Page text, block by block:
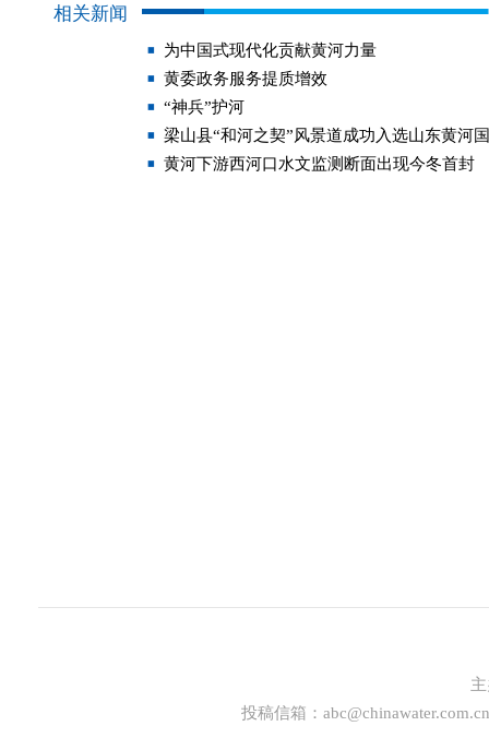
相关新闻
为中国式现代化贡献黄河力量
黄委政务服务提质增效
“神兵”护河
梁山县“和河之契”风景道成功入选山东黄河
黄河下游西河口水文监测断面出现今冬首封
投稿信箱： abc@chinawater.com.cn